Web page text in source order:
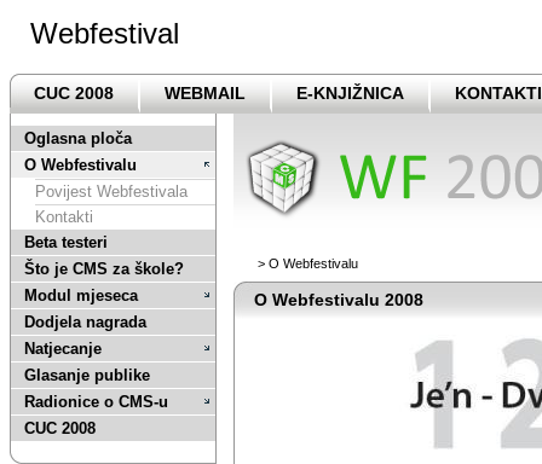
Webfestival
CUC 2008 WEBMAIL E-KNJIŽNICA KONTAKTI
Oglasna ploča
O Webfestivalu
Povijest Webfestivala
Kontakti
Beta testeri
Što je CMS za škole?
Modul mjeseca
Dodjela nagrada
Natjecanje
Glasanje publike
Radionice o CMS-u
CUC 2008
> O Webfestivalu
O Webfestivalu 2008